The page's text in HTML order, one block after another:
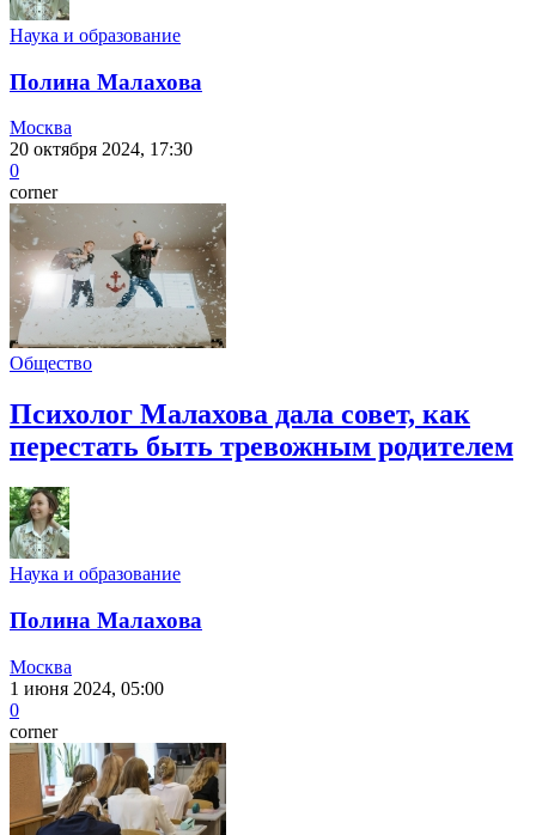
Наука и образование
Полина Малахова
Москва
20 октября 2024, 17:30
0
corner
Общество
Психолог Малахова дала совет, как
перестать быть тревожным родителем
Наука и образование
Полина Малахова
Москва
1 июня 2024, 05:00
0
corner